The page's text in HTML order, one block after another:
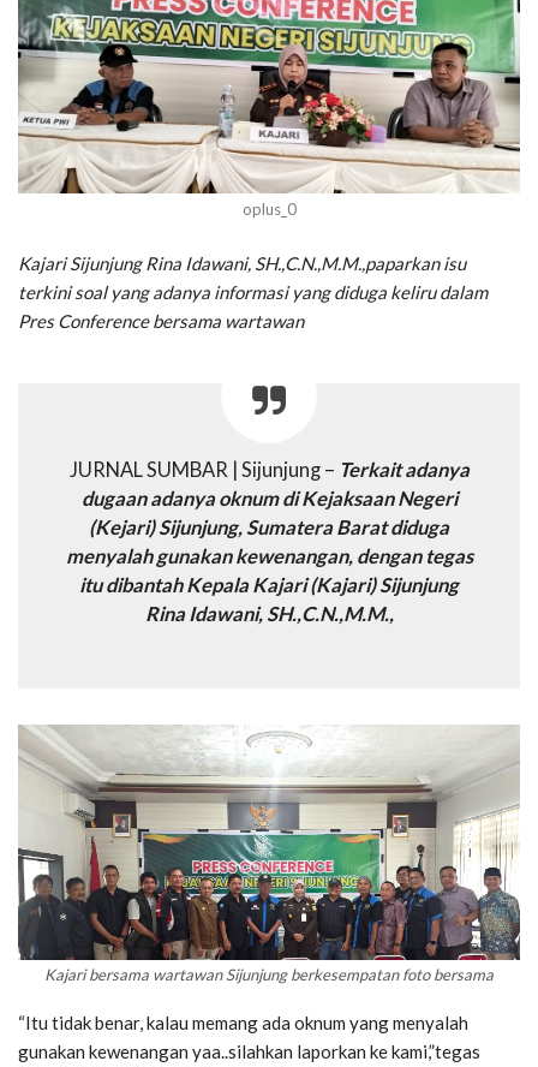
oplus_0
Kajari Sijunjung Rina Idawani, SH.,C.N.,M.M.,paparkan isu
terkini soal yang adanya informasi yang diduga keliru dalam
Pres Conference bersama wartawan
JURNAL SUMBAR | Sijunjung – Terkait adanya
dugaan adanya oknum di Kejaksaan Negeri
(Kejari) Sijunjung, Sumatera Barat diduga
menyalah gunakan kewenangan, dengan tegas
itu dibantah Kepala Kajari (Kajari) Sijunjung
Rina Idawani, SH.,C.N.,M.M.,
Kajari bersama wartawan Sijunjung berkesempatan foto bersama
“Itu tidak benar, kalau memang ada oknum yang menyalah
gunakan kewenangan yaa..silahkan laporkan ke kami,”tegas